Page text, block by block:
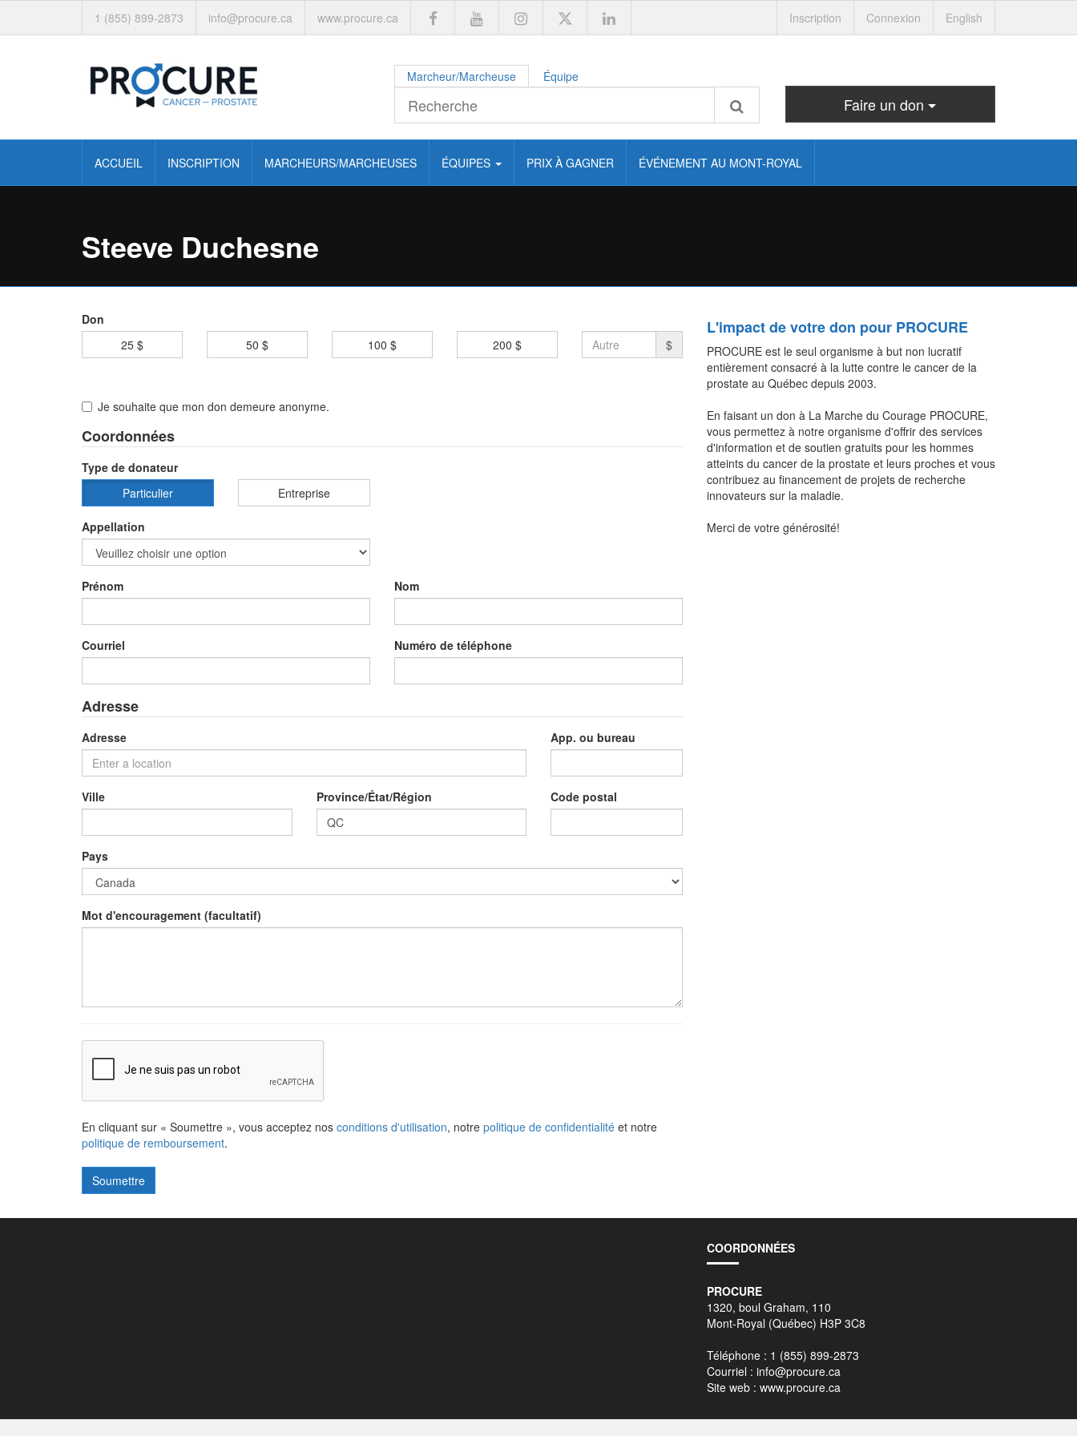
Inscription Connexion English
1 (855) 899-2873 info@procure.ca www.procure.ca
Marcheur/Marcheuse Équipe
Faire un don
ACCUEIL INSCRIPTION MARCHEURS/MARCHEUSES ÉQUIPES PRIX À GAGNER ÉVÉNEMENT AU MONT-ROYAL
Steeve Duchesne
Don
25 $
50 $ 100 $ 200 $ $
Je souhaite que mon don demeure anonyme.
Coordonnées
Type de donateur
Particulier
Entreprise
Appellation
Prénom Nom
Courriel Numéro de téléphone
Adresse
Adresse App. ou bureau
Ville Province/État/Région Code postal
Pays
Mot d'encouragement (facultatif)
En cliquant sur « Soumettre », vous acceptez nos conditions d'utilisation, notre politique de confidentialité et notre
politique de remboursement.
L'impact de votre don pour PROCURE
PROCURE est le seul organisme à but non lucratif
entièrement consacré à la lutte contre le cancer de la
prostate au Québec depuis 2003.
En faisant un don à La Marche du Courage PROCURE,
vous permettez à notre organisme d'offrir des services
d'information et de soutien gratuits pour les hommes
atteints du cancer de la prostate et leurs proches et vous
contribuez au financement de projets de recherche
innovateurs sur la maladie.
Merci de votre générosité!
COORDONNÉES
PROCURE
1320, boul Graham, 110
Mont-Royal (Québec) H3P 3C8
Téléphone : 1 (855) 899-2873
Courriel : info@procure.ca
Site web : www.procure.ca